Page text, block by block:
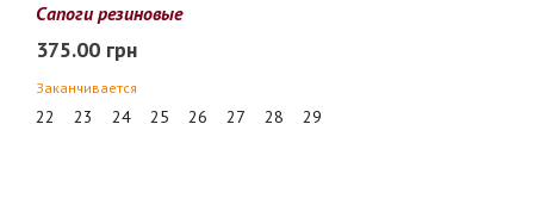
Сапоги резиновые
375.00 грн
Заканчивается
22 23 24 25 26 27 28 29